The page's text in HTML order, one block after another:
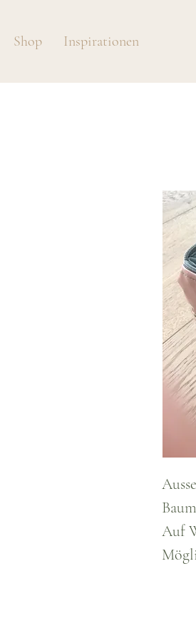
Shop Inspirationen
Auf